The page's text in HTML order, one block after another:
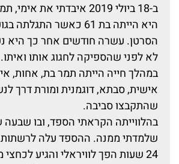
ב-18 ביולי 2019 איבדתי את אימי, תמר אברמוביץ'.
היא הייתה בת 61 כאשר
הסרטן. עשרה חודשים אחר כך היא
לא לפני שהספיקה לחגוג אותו ואיתו.
במהלך חייה הייתה תמר בת, אחות,
אישית, סבתא, דוגמנית ומורת דרך
שהתקבצו סביבה.
בהלווייתה הקראתי הספד, ובו שבעה
שלמדתי ממנה. ההספד עלה לרשתות
24 שעות הפך לוויראלי והגיע לכחצי מיליון בני אדם.